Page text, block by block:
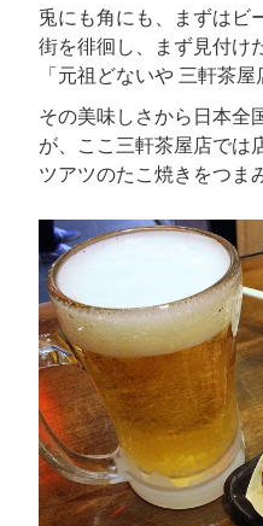
兎にも角にも、まずはビ
街を徘徊し、まず見付け
「元祖どないや 三軒茶屋
その美味しさから日本全
が、ここ三軒茶屋店では
ツアツのたこ焼きをつま